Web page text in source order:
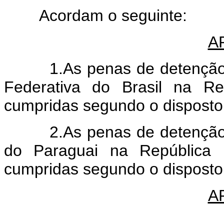
Acordam o seguinte:
1.As penas de detenção
Federativa do Brasil na
cumpridas segundo o
2.As penas de detenção
do Paraguai na República
cumpridas segundo o